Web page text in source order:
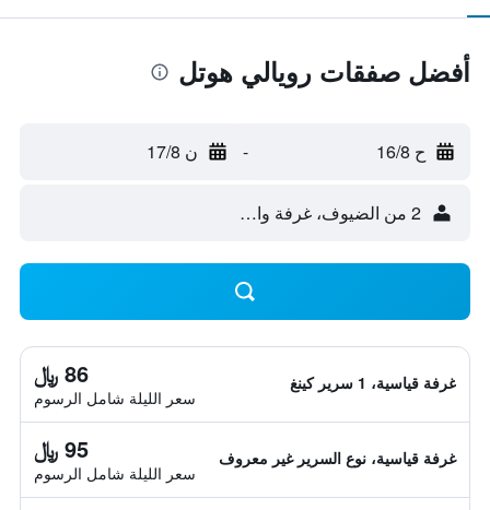
أفضل صفقات رويالي هوتل
ح 16/8 - ن 17/8
2 من الضيوف، غرفة واحدة
غرفة قياسية، 1 سرير كينغ 86 ﷼
سعر الليلة شامل الرسوم
غرفة قياسية، نوع السرير غير معروف 95 ﷼
سعر الليلة شامل الرسوم